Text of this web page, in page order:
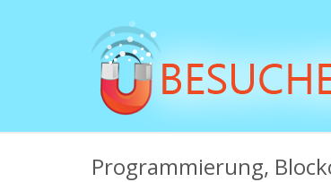
to
main
content
Besuchermag.net
Programmierung,